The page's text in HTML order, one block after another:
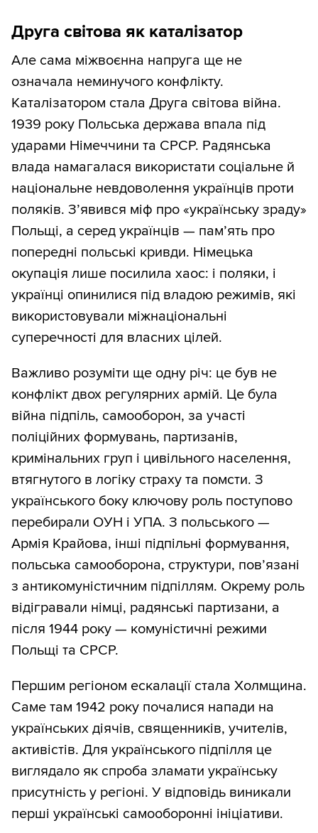
Друга світова як каталізатор
Але сама міжвоєнна напруга ще не
означала неминучого конфлікту.
Каталізатором стала Друга світова війна.
1939 року Польська держава впала під
ударами Німеччини та СРСР. Радянська
влада намагалася використати соціальне й
національне невдоволення українців проти
поляків. З’явився міф про «українську зраду»
Польщі, а серед українців — пам’ять про
попередні польські кривди. Німецька
окупація лише посилила хаос: і поляки, і
українці опинилися під владою режимів, які
використовували міжнаціональні
суперечності для власних цілей.
Важливо розуміти ще одну річ: це був не
конфлікт двох регулярних армій. Це була
війна підпіль, самооборон, за участі
поліційних формувань, партизанів,
кримінальних груп і цивільного населення,
втягнутого в логіку страху та помсти. З
українського боку ключову роль поступово
перебирали ОУН і УПА. З польського —
Армія Крайова, інші підпільні формування,
польська самооборона, структури, пов’язані
з антикомуністичним підпіллям. Окрему роль
відігравали німці, радянські партизани, а
після 1944 року — комуністичні режими
Польщі та СРСР.
Першим регіоном ескалації стала Холмщина.
Саме там 1942 року почалися напади на
українських діячів, священників, учителів,
активістів. Для українського підпілля це
виглядало як спроба зламати українську
присутність у регіоні. У відповідь виникали
перші українські самооборонні ініціативи.